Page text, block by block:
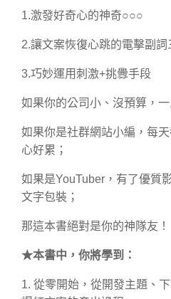
1.激發好奇心的神奇○○○
2.讓文案恢復心跳的電擊副詞
3.巧妙運用刺激+挑釁手段
如果你的公司小、沒預算，
如果你是社群網站小編，每
心好累；
如果是YouTuber，有了優質
文字包裝；
那這本書絕對是你的神隊友！
★本書中，你將學到：
1. 從零開始，從開發主題、